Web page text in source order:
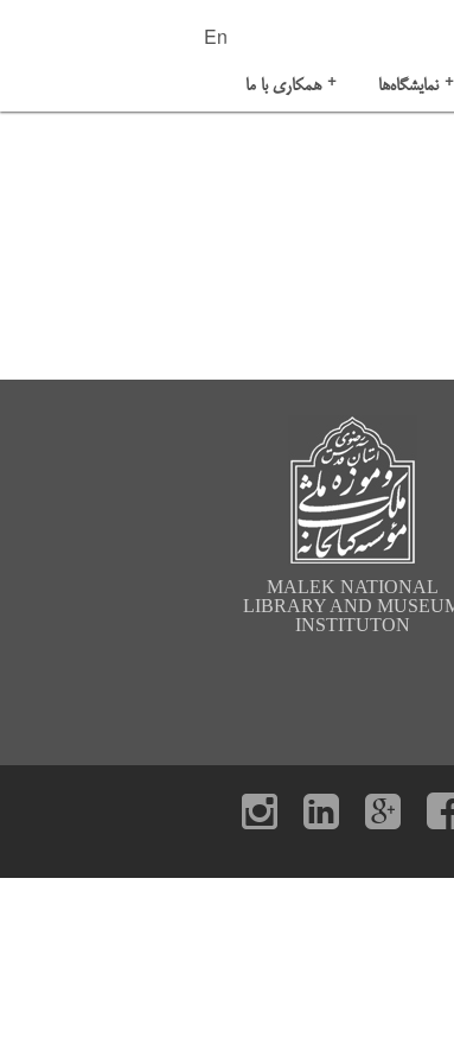
En
همکاری با ما + نمایشگاه‌ها +
MALEK NATIONAL
LIBRARY AND
INSTITUTON